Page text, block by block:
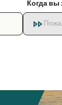
Когда вы